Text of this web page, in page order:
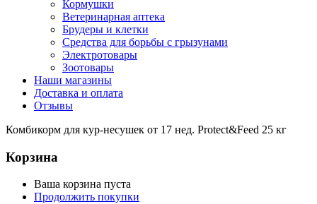
Кормушки
Ветеринарная аптека
Брудеры и клетки
Средства для борьбы с грызунами
Электротовары
Зоотовары
Наши магазины
Доставка и оплата
Отзывы
Комбикорм для кур-несушек от 17 нед. Protect&Feed 25 кг
Корзина
Ваша корзина пуста
Продолжить покупки